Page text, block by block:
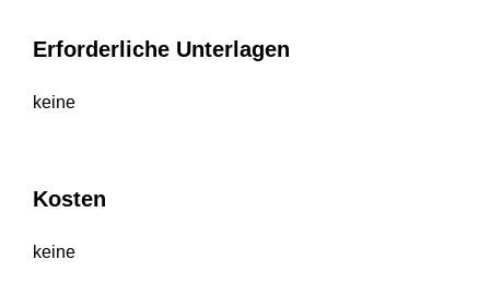
Erforderliche Unterlagen
keine
Kosten
keine